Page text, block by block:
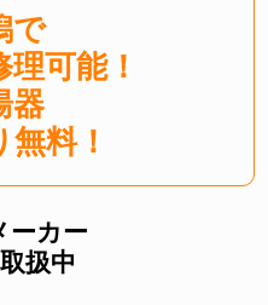
で
可能！
器
料！
ーカー
扱中